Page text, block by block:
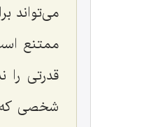
می‌تواند
ممتنع
قدرتی
شخصی که